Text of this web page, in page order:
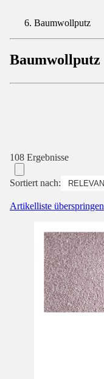
Baumwollputz
Baumwollputz
108 Ergebnisse
Sortiert nach:
Artikelliste überspringen